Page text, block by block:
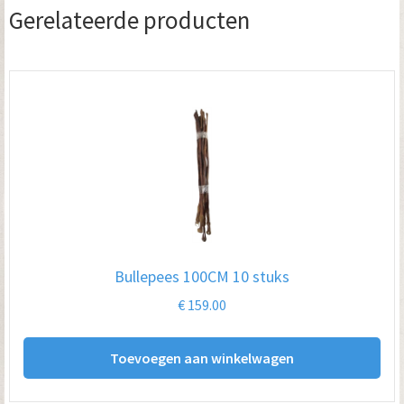
Gerelateerde producten
Bullepees 100CM 10 stuks
€ 159.00
Toevoegen aan winkelwagen